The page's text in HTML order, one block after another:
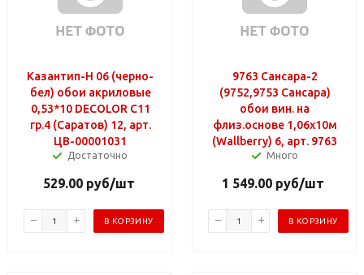
Казантип-Н 06 (черно-
бел) обои акриловые
0,53*10 DECOLOR С11
гр.4 (Саратов) 12, арт.
ЦВ-00001031
Достаточно
529.00руб/шт
В КОРЗИНУ
9763 Сансара-2
(9752,9753 Сансара)
обои вин. на
флиз.основе 1,06х10м
(Wallberry) 6, арт. 9763
Много
1 549.00 руб/шт
В КОРЗИНУ